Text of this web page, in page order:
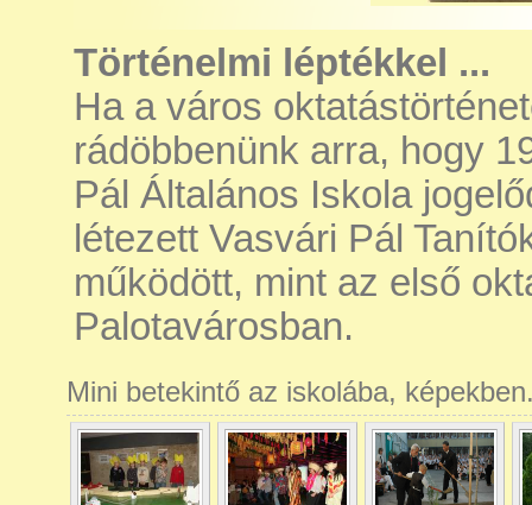
Történelmi léptékkel ...
Ha a város
rádöbbenünk arra, hogy
Pál Általános Iskola
létezett Vasvári Pál
működött, mint az első
Palotavárosban.
Mini betekintő az iskolába,